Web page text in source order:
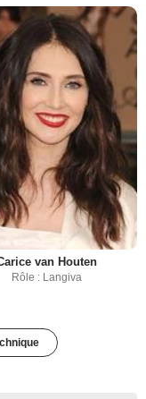
van Houten
Rôle : Langiva